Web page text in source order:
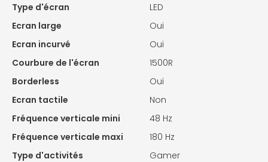
Type d'écran
LED
Ecran large
Oui
Ecran incurvé
Oui
Courbure de l'écran
1500R
Borderless
Oui
Ecran tactile
Non
Fréquence verticale mini
48 Hz
Fréquence verticale maxi
180 Hz
Type d'activités
Gamer